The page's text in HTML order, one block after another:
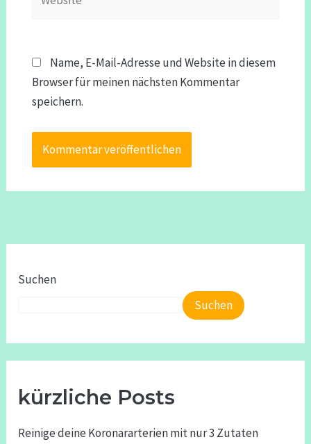
Name, E-Mail-Adresse und Website in diesem
Browser für meinen nächsten Kommentar
speichern.
Suchen
Suchen
kürzliche Posts
Reinige deine Koronararterien mit nur 3 Zutaten